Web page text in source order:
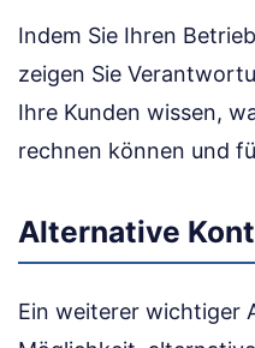
Indem Sie Ihren
zeigen Sie
Ihre Kunden wissen,
rechnen können und
Alternative
Ein weiterer wichtiger